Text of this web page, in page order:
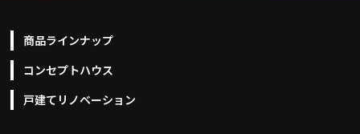
商品ラインナップ
コンセプトハウス
戸建てリノベーション